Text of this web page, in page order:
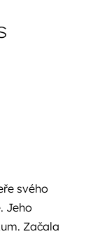
svého
Jeho
Začala